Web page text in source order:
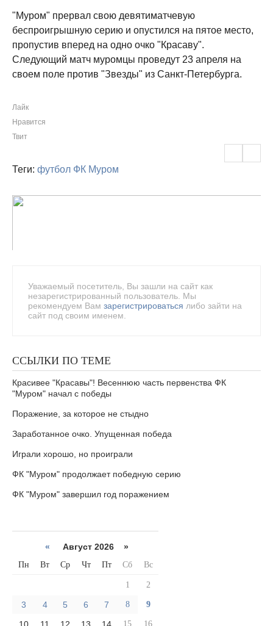
"Муром" прервал свою девятиматчевую
беспроигрышную серию и опустился на пятое место,
пропустив вперед на одно очко "Красаву".
Следующий матч муромцы проведут 23 апреля на
своем поле против "Звезды" из Санкт-Петербурга.
Лайк
Нравится
Твит
Теги: футбол ФК Муром
Уважаемый посетитель, Вы зашли на сайт как
незарегистрированный пользователь. Мы
рекомендуем Вам зарегистрироваться либо зайти на
сайт под своим именем.
ССЫЛКИ ПО ТЕМЕ
Красивее "Красавы"! Весеннюю часть первенства ФК
"Муром" начал с победы
Поражение, за которое не стыдно
Заработанное очко. Упущенная победа
Играли хорошо, но проиграли
ФК "Муром" продолжает победную серию
ФК "Муром" завершил год поражением
« Август 2026 »
Пн Вт Ср Чт Пт Сб Вс
1 2
3 4 5 6 7 8 9
15 16